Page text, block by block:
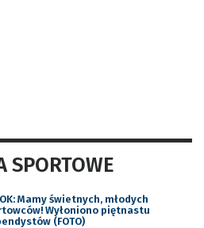
SPORTOWE
Mamy świetnych, młodych
Wyłoniono piętnastu
(FOTO)